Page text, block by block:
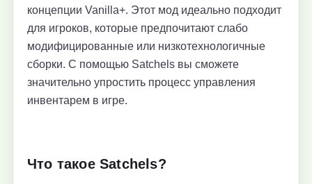
концепции Vanilla+. Этот мод идеально подходит
для игроков, которые предпочитают слабо
модифицированные или низкотехнологичные
сборки. С помощью Satchels вы сможете
значительно упростить процесс управления
инвентарем в игре.
Что такое Satchels?